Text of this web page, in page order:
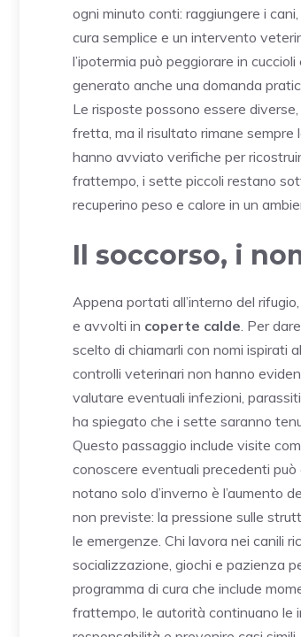
ogni minuto conti: raggiungere i
cura semplice e un intervento
l’ipotermia può peggiorare in
generato anche una domanda
Le risposte possono essere
fretta, ma il risultato rimane sempre
hanno avviato verifiche per
frattempo, i sette piccoli restano
recuperino peso e calore in un
Il soccorso, i
Appena portati all’interno del
e avvolti in coperte calde. Per
scelto di chiamarli con nomi ispirati
controlli veterinari non hanno
valutare eventuali infezioni,
ha spiegato che i sette saranno
Questo passaggio include visite
conoscere eventuali precedenti
notano solo d’inverno è l’aumento
non previste: la pressione sulle
le emergenze. Chi lavora nei canili
socializzazione, giochi e pazienza
programma di cura che include
frattempo, le autorità continuano le